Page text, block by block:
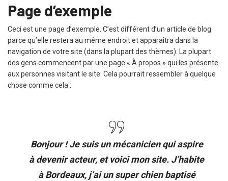
Page d’exemple
Ceci est une page d’exemple. C’est différent d’un article de blog
parce qu’elle restera au même endroit et apparaîtra dans la
navigation de votre site (dans la plupart des thèmes). La plupart
des gens commencent par une page « À propos » qui les présente
aux personnes visitant le site. Cela pourrait ressembler à quelque
chose comme cela :
Bonjour ! Je suis un mécanicien qui aspire
à devenir acteur, et voici mon site. J’habite
à Bordeaux, j’ai un super chien baptisé